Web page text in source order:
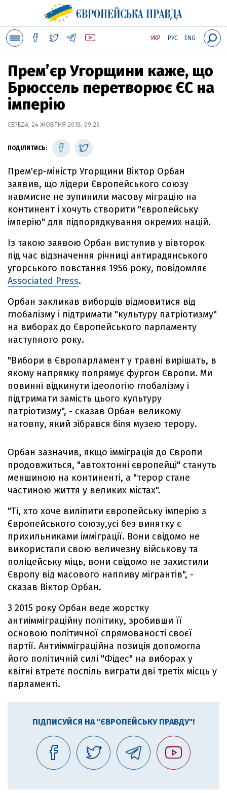
УКР РУС ENG
Прем’єр Угорщини каже, що
Брюссель перетворює ЄС на
імперію
СЕРЕДА, 24 ЖОВТНЯ 2018, 09:26
ПОДІЛИТИСЬ:
Прем'єр-міністр Угорщини Віктор Орбан
заявив, що лідери Європейського союзу
навмисне не зупинили масову міграцію на
континент і хочуть створити "європейську
імперію" для підпорядкування окремих націй.
Із такою заявою Орбан виступив у вівторок
під час відзначення річниці антирадянського
угорського повстання 1956 року, повідомляє
Associated Press.
Орбан закликав виборців відмовитися від
глобалізму і підтримати "культуру патріотизму"
на виборах до Європейського парламенту
наступного року.
"Вибори в Європарламент у травні вирішать, в
якому напрямку попрямує фургон Європи. Ми
повинні відкинути ідеологію глобалізму і
підтримати замість цього культуру
патріотизму", - сказав Орбан великому
натовпу, який зібрався біля музею терору.
Орбан зазначив, якщо імміграція до Європи
продовжиться, "автохтонні європейці" стануть
меншиною на континенті, а "терор стане
частиною життя у великих містах".
"Ті, хто хоче виліпити європейську імперію з
Європейського союзу,усі без винятку є
прихильниками імміграції. Вони свідомо не
використали свою величезну військову та
поліцейську міць, вони свідомо не захистили
Європу від масового напливу мігрантів", -
сказав Віктор Орбан.
З 2015 року Орбан веде жорстку
антиімміграційну політику, зробивши її
основою політичної спрямованості своєї
партії. Антиімміграційна позиція допомогла
його політичній силі "Фідес" на виборах у
квітні втретє поспіль виграти дві третіх місць у
парламенті.
ПІДПИСУЙСЯ НА "ЄВРОПЕЙСЬКУ ПРАВДУ"!